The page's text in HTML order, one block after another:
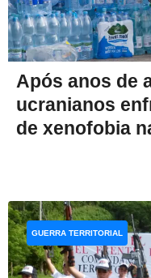
Após anos de
ucranianos
de xenofobia
GUERRA TERRITORIAL